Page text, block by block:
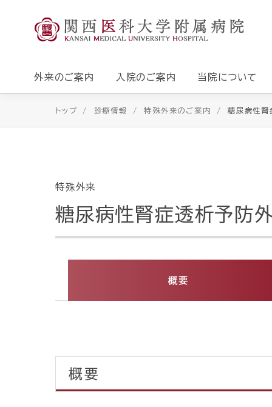
外来のご案内 入院のご案内 当院について
トップ 診療情報 特殊外来のご案内 糖尿病性腎
特殊外来
糖尿病性腎症透析予防外
概要
概要